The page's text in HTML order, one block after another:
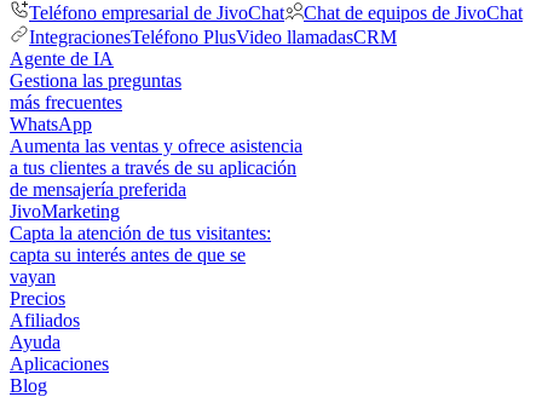
Teléfono empresarial de JivoChat
Chat de equipos de JivoChat
IntegracionesTeléfono PlusVideo llamadasCRM
Agente de IA
Gestiona las preguntas
más frecuentes
WhatsApp
Aumenta las ventas y ofrece asistencia
a tus clientes a través de su aplicación
de mensajería preferida
JivoMarketing
Capta la atención de tus visitantes:
capta su interés antes de que se
vayan
Precios
Afiliados
Ayuda
Aplicaciones
Blog